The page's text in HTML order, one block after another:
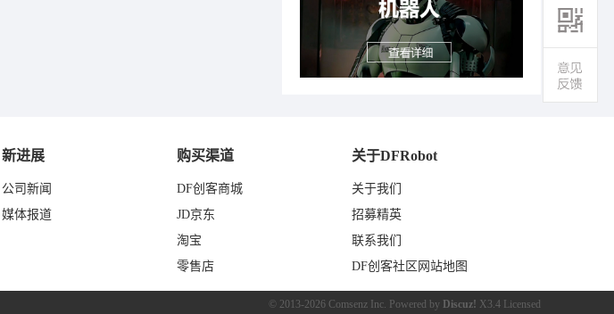
新进展
公司新闻
媒体报道
购买渠道
DF创客商城
JD京东
淘宝
零售店
关于DFRobot
关于我们
招募精英
联系我们
DF创客社区网站地图
© 2013-2026 Comsenz Inc. Powered by Discuz! X3.4 Licensed